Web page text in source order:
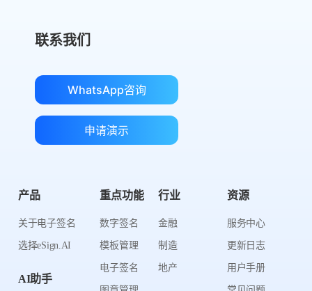
联系我们
WhatsApp咨询
申请演示
产品
关于电子签名
选择eSign.AI
AI助手
重点功能
数字签名
模板管理
电子签名
行业
金融
制造
地产
资源
服务中心
更新日志
用户手册